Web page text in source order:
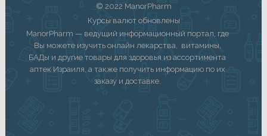
© 2022 ManorPharm
Курсы валют обновлены
ManorPharm — ведущий информационный портал, где
Вы можете изучить онлайн лекарства, витамины,
БАДы и другие товары для здоровья из ассортимента
аптек Израиля, а также получить информацию по их
заказу и доставке.